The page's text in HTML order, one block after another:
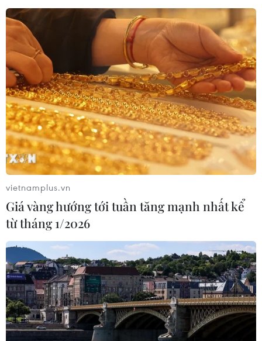
TIN CÙNG CHUYÊN MỤC
Thụy Sĩ khó đạt mục tiêu giảm phát
vietnamplus.vn
Giá vàng hướng tới tuần tăng mạnh nhất kể
từ tháng 1/2026